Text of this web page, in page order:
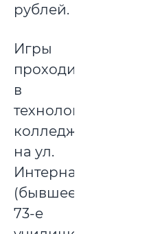
рублей.
Игры
проходит
в
технологическом
колледже
на ул.
Интернациональной
(бывшее
73-е